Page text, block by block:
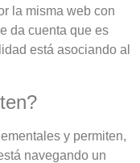
la misma web con
da cuenta que es
está asociando al
y permiten,
navegando un